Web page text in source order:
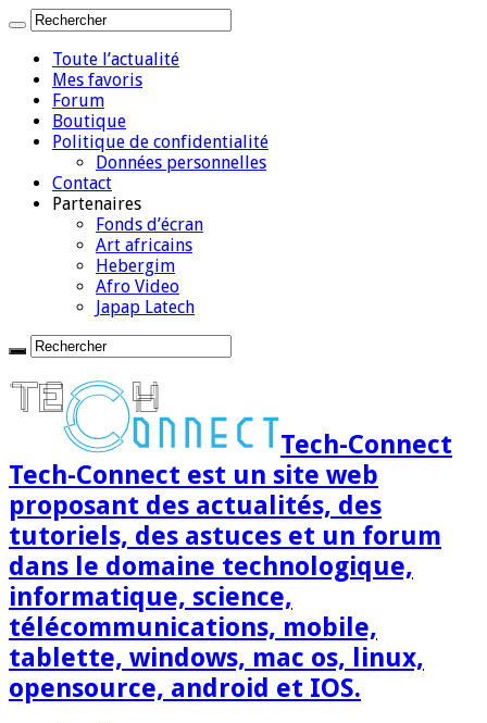
Toute l’actualité
Mes favoris
Forum
Boutique
Politique de confidentialité
Données personnelles
Contact
Partenaires
Fonds d’écran
Art africains
Hebergim
Afro Video
Japap Latech
Tech-Connect
Tech-Connect est un site web
proposant des actualités, des
tutoriels, des astuces et un forum
dans le domaine technologique,
informatique, science,
télécommunications, mobile,
tablette, windows, mac os, linux,
opensource, android et IOS.